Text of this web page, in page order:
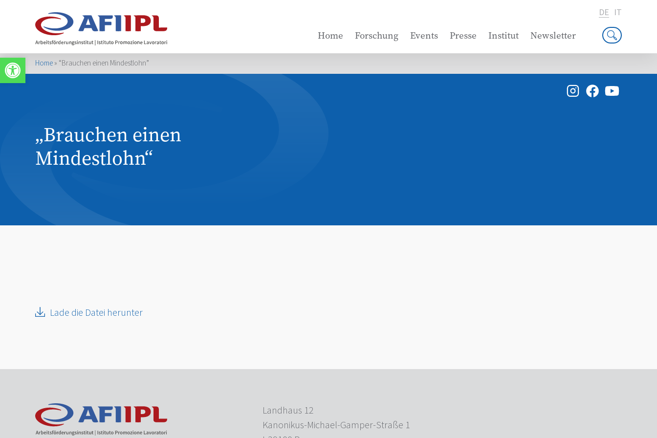
Werkzeugleiste öffnen
Home Forschung Events Presse Institut Newsletter
DE IT
Home» “Brauchen einen Mindestlohn”
„Brauchen einen
Mindestlohn“
Lade die Datei herunter
Landhaus 12
Kanonikus-Michael-Gamper-Straße 1